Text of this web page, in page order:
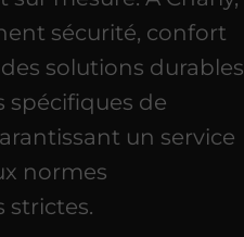
sécurité, confort
solutions durables
spécifiques de
un service
normes
strictes.